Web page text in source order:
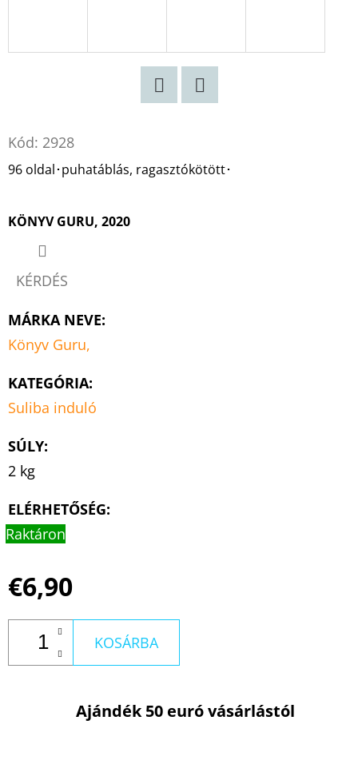
Kód: 2928
96 oldal･puhatáblás, ragasztókötött･
KÖNYV GURU, 2020
KÉRDÉS
MÁRKA NEVE:
Könyv Guru,
KATEGÓRIA:
Suliba induló
SÚLY:
2 kg
ELÉRHETŐSÉG:
Raktáron
€6,90
KOSÁRBA
Ajándék 50 euró vásárlástól